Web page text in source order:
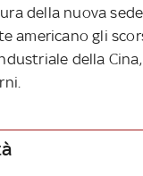
della nuova
americano gli
della